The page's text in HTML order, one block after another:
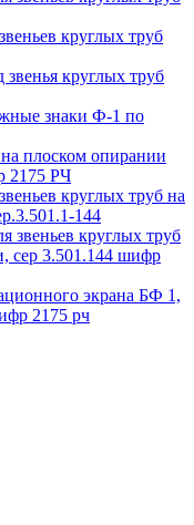
круглых труб
круглых труб
знаки Ф-1 по
плоском опирании
2175 РЧ
круглых труб на
144
звеньев круглых труб
сер 3.501.144 шифр
экрана БФ 1,
2175 рч